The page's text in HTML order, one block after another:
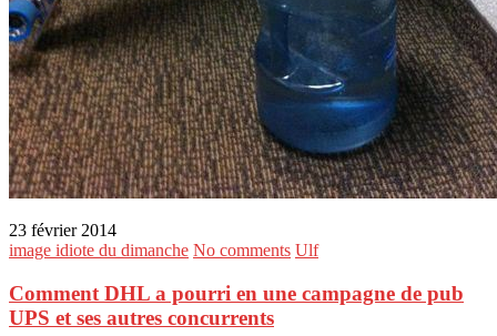
23 février 2014
image idiote du dimanche No comments Ulf
Comment DHL a pourri en une campagne de pub
UPS et ses autres concurrents